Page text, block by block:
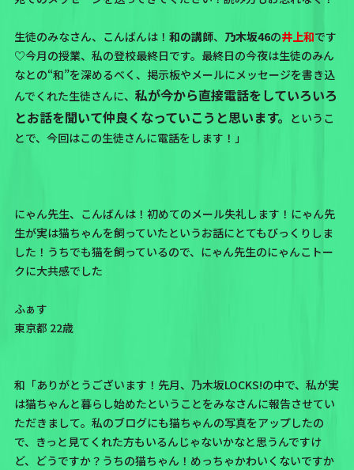
生徒のみなさん、こんばんは！ 和の講師、 乃木坂46の井上和です
♡今月の授業、私の登校最終日です。最終日の今夜は生徒のみん
なとの“和”を深めるべく、掲示板やメールにメッセージを書き込
んでくれた生徒さんに、 私が今から直接電話をしていろいろ
とお話を聞いて仲良くなっていこうと思います。 というこ
とで、今回はこの生徒さんに電話をします！」
にゃん先生、こんばんは！初めてのメール失礼します！にゃん先
生が実は猫ちゃんを飼っていたというお話にとてもびっくりしま
した！うちでも猫を飼っているので、にゃん先生のにゃんこトー
クに大共感でした
ふぁす
東京都 22歳
和「ありがとうございます！先月、 乃木坂LOCKS!の中で、私が実
は猫ちゃんと暮らし始めたということをみなさんに報告させてい
ただきまして。 私のブログにも猫ちゃんの写真をアップしたの
で、きっと見てくれた方もいるんじゃないかなと思うんですけ
ど、どうですか？うちの猫ちゃん！めっちゃかわいくないですか